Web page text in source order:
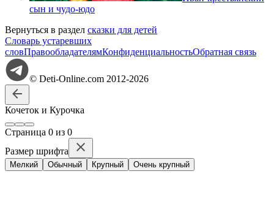
сын и чудо-юдо
Вернуться в раздел сказки для детей
Словарь устаревших
словПравообладателямКонфиденциальностьОбратная связь
© Deti-Online.com 2012-2026
Кочеток и Курочка
Страница 0 из 0
Размер шрифта
Мелкий Обычный Крупный Очень крупный